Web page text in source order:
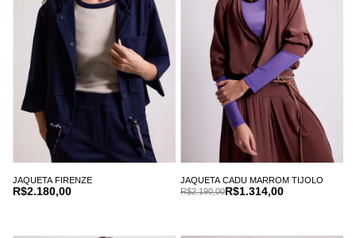
JAQUETA FIRENZE
R$2.180,00
JAQUETA CADU MARROM TIJOLO
R$1.314,00
R$2.190,00